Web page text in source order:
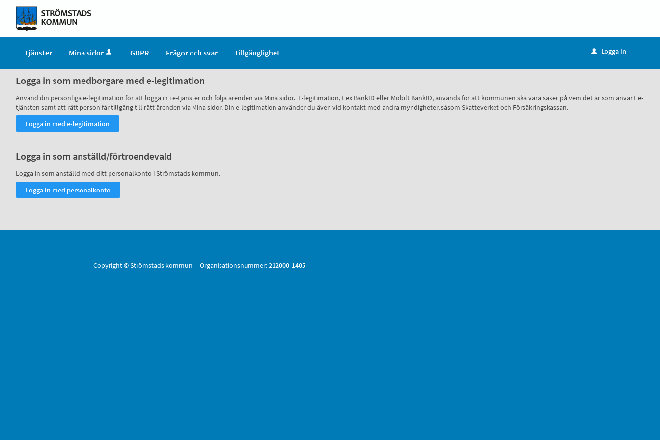
Tjänster Mina sidor GDPR Frågor och svar Tillgänglighet u Logga in
Logga in som medborgare med e-legitimation
Använd din personliga e-legitimation för att logga in i e-tjänster och följa ärenden via Mina sidor. E-legitimation, t ex BankID eller Mobilt BankID, används för att kommunen ska vara säker på vem det är som använt e-
tjänsten samt att rätt person får tillgång till rätt ärenden via Mina sidor. Din e-legitimation använder du även vid kontakt med andra myndigheter, såsom Skatteverket och Försäkringskassan.
Logga in som anställd/förtroendevald
Logga in som anställd med ditt personalkonto i Strömstads kommun.
Copyright © Strömstads kommun Organisationsnummer:212000-1405